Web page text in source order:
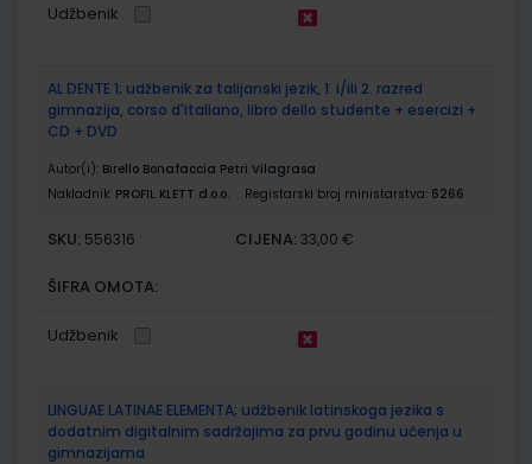
Udžbenik
AL DENTE 1; udžbenik za talijanski jezik, 1. i/ili 2. razred
gimnazija, corso d'italiano, libro dello studente + esercizi +
CD + DVD
Autor(i): Birello Bonafaccia Petri Vilagrasa
Nakladnik: PROFIL KLETT d.o.o. Registarski broj ministarstva: 6266
SKU: 556316 CIJENA: 33,00 €
ŠIFRA OMOTA:
Udžbenik
LINGUAE LATINAE ELEMENTA; udžbenik latinskoga jezika s
dodatnim digitalnim sadržajima za prvu godinu učenja u
gimnazijama